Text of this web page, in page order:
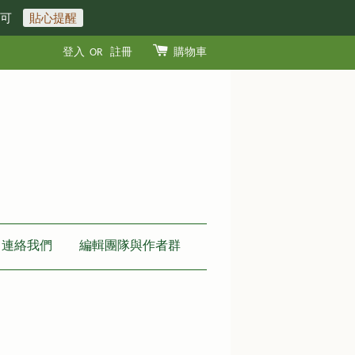
貼心提醒
登入 OR 註冊 購物車
連絡我們 編輯團隊與作者群